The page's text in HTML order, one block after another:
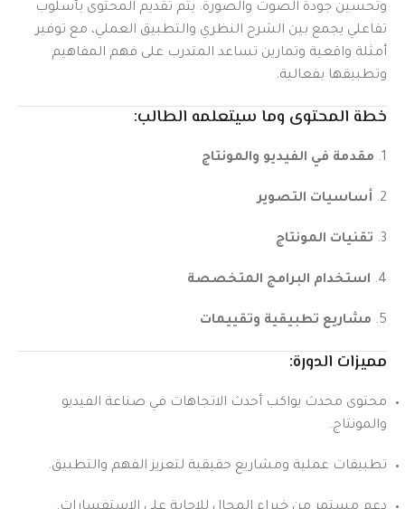
وتحسين جودة الصوت والصورة. يتم تقديم المحتوى بأسلوب
تفاعلي يجمع بين الشرح النظري والتطبيق العملي، مع توفير
أمثلة واقعية وتمارين تساعد المتدرب على فهم المفاهيم
وتطبيقها بفعالية.
خطة المحتوى وما سيتعلمه الطالب:
1. مقدمة في الفيديو والمونتاج
2. أساسيات التصوير
3. تقنيات المونتاج
4. استخدام البرامج المتخصصة
5. مشاريع تطبيقية وتقييمات
مميزات الدورة:
محتوى محدث يواكب أحدث الاتجاهات في صناعة الفيديو
والمونتاج.
تطبيقات عملية ومشاريع حقيقية لتعزيز الفهم والتطبيق.